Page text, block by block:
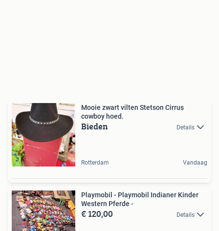
Mooie zwart vilten Stetson Cirrus
cowboy hoed.
Bieden Details
Rotterdam Vandaag
Playmobil - Playmobil Indianer Kinder
Western Pferde -
€ 120,00 Details